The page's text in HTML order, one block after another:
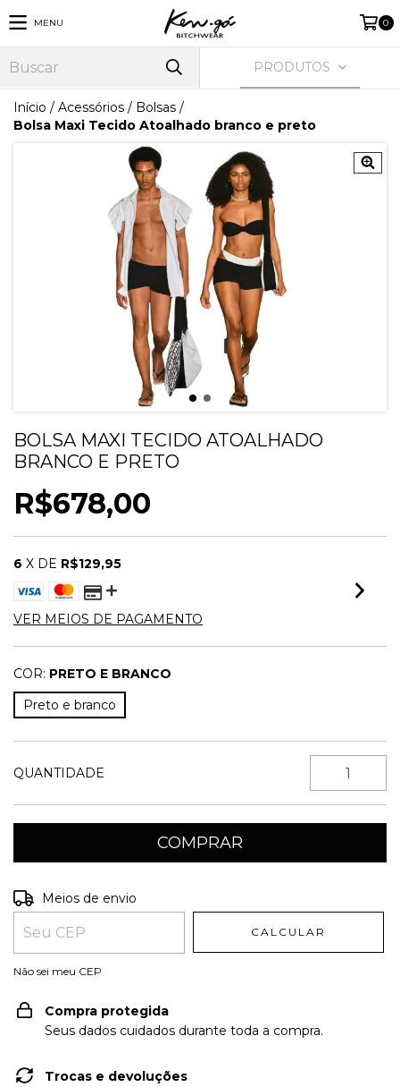
MENU 0
PRODUTOS
Início / Acessórios / Bolsas /
Bolsa Maxi Tecido Atoalhado branco e preto
BOLSA MAXI TECIDO ATOALHADO
BRANCO E PRETO
R$678,00
6 X DE R$129,95
VER MEIOS DE PAGAMENTO
COR: PRETO E BRANCO
Preto e branco
QUANTIDADE
Entregas para o CEP:
Meios de envio
CALCULAR
Não sei meu CEP
Compra protegida
Seus dados cuidados durante toda a compra.
Trocas e devoluções